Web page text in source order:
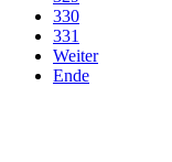
330
331
Weiter
Ende